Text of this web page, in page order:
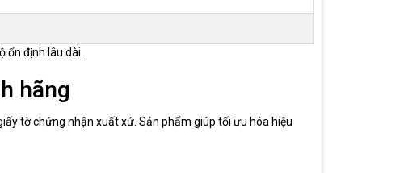
ổn định lâu dài.
hãng
tờ chứng nhận xuất xứ. Sản phẩm giúp tối ưu hóa hiệu